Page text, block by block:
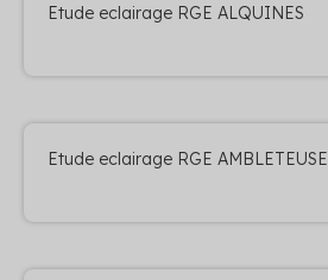
Etude eclairage RGE ALQUINES
Etude eclairage RGE AMBLETEUSE